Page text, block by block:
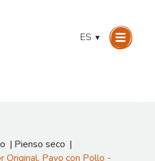
ES ▼
Pienso seco
Original, Pavo con Pollo -